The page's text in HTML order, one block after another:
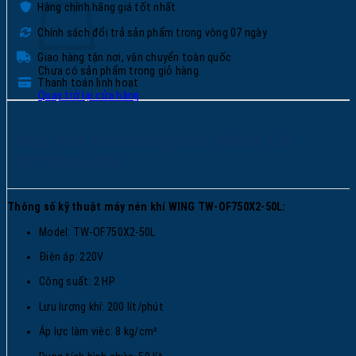
Chưa có sản phẩm trong giỏ hàng.
Quay trở lại cửa hàng
Hàng chính hãng giá tốt nhất
Chính sách đổi trả sản phẩm trong vòng 07 ngày
Giao hàng tận nơi, vận chuyển toàn quốc
Thanh toán linh hoạt
Thông số kỹ thuật máy nén khí WING TW-OF750X2-50L:
Model: TW-OF750X2-50L
Điện áp: 220V
Công suất: 2 HP
Lưu lượng khí: 200 lít/phút
Áp lực làm việc: 8 kg/cm²